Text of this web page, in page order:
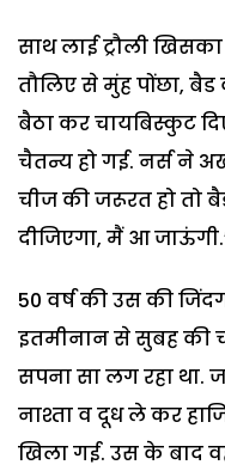
साथ लाई ट्रौली
तौलिए से मुंह पोंछा,
बैठा कर चायबिस्कुट
चैतन्य हो गई. नर्स ने
चीज की जरूरत हो तो
दीजिएगा, मैं आ
50 वर्ष की उस की
इतमीनान से सुबह की
सपना सा लग रहा
नाश्ता व दूध ले कर
खिला गई. उस के बाद